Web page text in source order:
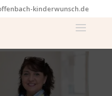
kinderwunsch.de